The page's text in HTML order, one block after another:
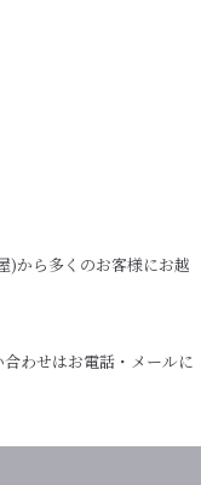
)から多くのお客様にお越
わせはお電話・メールに